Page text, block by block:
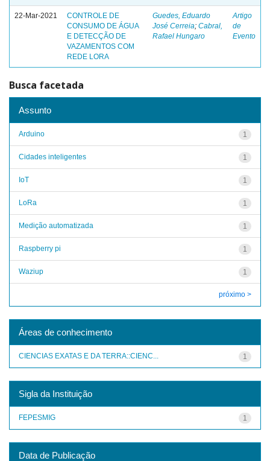
22-Mar-2021
CONTROLE DE
CONSUMO DE ÁGUA
E DETECÇÃO DE
VAZAMENTOS COM
REDE LORA
Guedes, Eduardo
José Cerreia; Cabral,
Rafael Hungaro
Artigo
de
Evento
Busca facetada
Assunto
1
Arduino
1
Cidades inteligentes
1
IoT
1
LoRa
1
Medição automatizada
1
Raspberry pi
1
Waziup
próximo >
Áreas de conhecimento
1
CIENCIAS EXATAS E DA TERRA::CIENC...
Sigla da Instituição
1
FEPESMIG
Data de Publicação